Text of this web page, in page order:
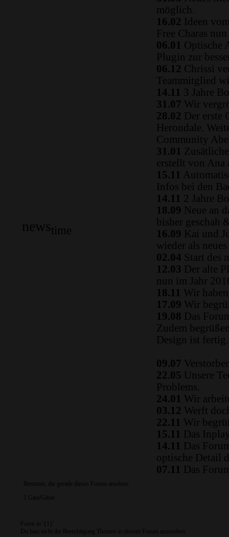
newstime
möglich.
16.02 Ideen
Free Charas
06.01 Optische
Plugin zur
06.12 Chrissi
Teammitglied
14.11 3 Jahre
31.07 Wir
28.02 Der erste
Herondale.
Community
31.01
erstellt von Ana
15.11
Infos bei den
14.11
2 Jahre
18.09 Neue an
bisher geschah
16.09 Kai und
wieder als
02.04 Start des
12.03 Der alte
nun im Jahr
18.11 Wir
17.09 Wir
19.08 Das
Zudem
Design ist fertig.
09.07
22.05 Unsere
Problems.
24.01 Wir
03.12 Werft
22.11 Wir
15.11 Das
14.11 Das
optische Detail
07.11 Das
Benutzer, die gerade dieses Forum ansehen:
1 Gast/Gäste
Foren in '{1}'
Du hast nicht die Berechtigung Themen in diesem Forum anzusehen.